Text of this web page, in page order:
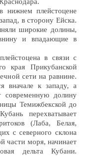
нижнем плейстоцене
в сторону Ейска.
широкие долины,
и впадающие в
в связи с
края Прикубанской
сети на равнине.
вначале к западу, а
современную долину
Темижбекской до
перехватывает
(Лаба, Белая,
с северного склона
части моря, начинает
дельта Кубани.